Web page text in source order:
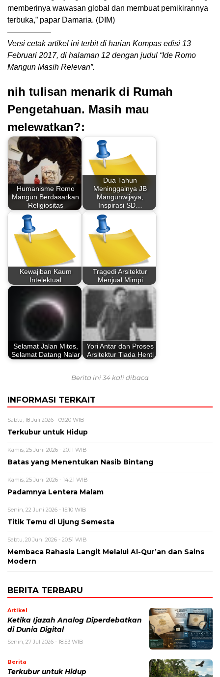
memberinya wawasan global dan membuat pemikirannya
terbuka,” papar Damaria. (DIM)
—————–
Versi cetak artikel ini terbit di harian Kompas edisi 13
Februari 2017, di halaman 12 dengan judul “Ide Romo
Mangun Masih Relevan”.
nih tulisan menarik di Rumah
Pengetahuan. Masih mau
melewatkan?:
Humanisme Romo
Mangun Berdasarkan
Religiositas
Dua Tahun
Meninggalnya JB
Mangunwijaya,
Inspirasi SD…
Kewajiban Kaum
Intelektual
Tragedi Arsitektur
Menjual Mimpi
Selamat Jalan Mitos,
Selamat Datang Nalar
Yori Antar dan Proses
Arsitektur Tiada Henti
Berita ini 34 kali dibaca
INFORMASI TERKAIT
Sabtu, 18 Juli 2026 - 09:20 WIB
Terkubur untuk Hidup
Kamis, 25 Juni 2026 - 20:11 WIB
Batas yang Menentukan Nasib Bintang
Kamis, 25 Juni 2026 - 14:21 WIB
Padamnya Lentera Malam
Senin, 22 Juni 2026 - 15:10 WIB
Titik Temu di Ujung Semesta
Sabtu, 20 Juni 2026 - 20:51 WIB
Membaca Rahasia Langit Melalui Al-Qur’an dan Sains
Modern
BERITA TERBARU
Artikel
Ketika Ijazah Analog Diperdebatkan
di Dunia Digital
Senin, 27 Jul 2026 - 18:53 WIB
Berita
Terkubur untuk Hidup